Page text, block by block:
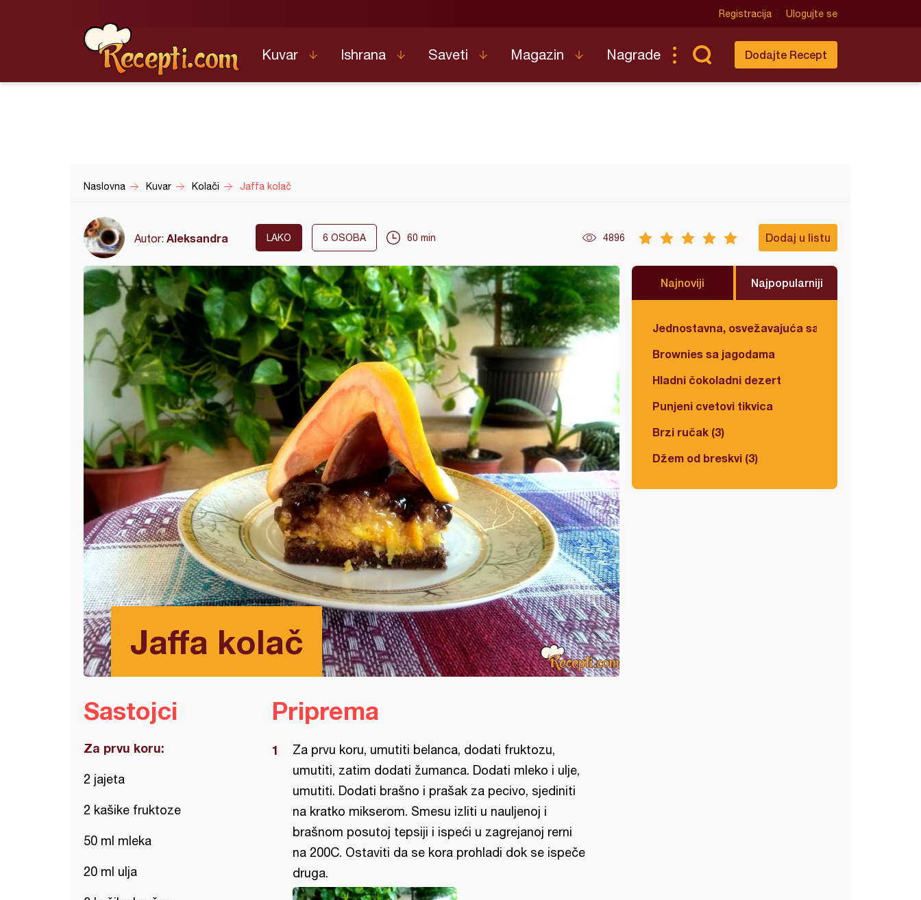
Registracija Ulogujte se
Kuvar Ishrana Saveti Magazin Nagrade Dodajte Recept
Naslovna Kuvar Kolači Jaffa kolač
Autor: Aleksandra LAKO 6 OSOBA 60 min 4896 Dodaj u listu
Jaffa kolač
Najnoviji Najpopularniji
Jednostavna, osvežavajuća salata
Brownies sa jagodama
Hladni čokoladni dezert
Punjeni cvetovi tikvica
Brzi ručak (3)
Džem od breskvi (3)
Sastojci
Za prvu koru:
2 jajeta
2 kašike fruktoze
50 ml mleka
20 ml ulja
Priprema
Za prvu koru, umutiti belanca, dodati fruktozu,
umutiti, zatim dodati žumanca. Dodati mleko i ulje,
umutiti. Dodati brašno i prašak za pecivo, sjediniti
na kratko mikserom. Smesu izliti u nauljenoj i
brašnom posutoj tepsiji i ispeći u zagrejanoj rerni
na 200C. Ostaviti da se kora prohladi dok se ispeče
druga.